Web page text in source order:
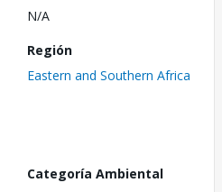
N/A
Región
Eastern and Southern Africa
Categoría Ambiental